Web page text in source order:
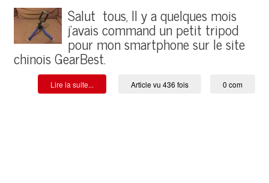
Salut tous, Il y a quelques mois
j'avais command un petit tripod
pour mon smartphone sur le site
chinois GearBest.
Lire la suite... Article vu 436 fois 0 com